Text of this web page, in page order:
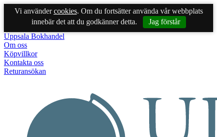
Vi användercookies. Om du fortsätter använda vår webbplats
innebär det att du godkänner detta.
Jag förstår
Uppsala Bokhandel
Om oss
Köpvillkor
Kontakta oss
Returansökan